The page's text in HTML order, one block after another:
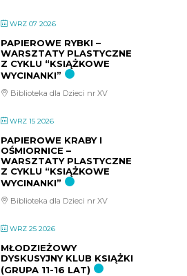
WRZ 07 2026
PAPIEROWE RYBKI –
WARSZTATY PLASTYCZNE
Z CYKLU “KSIĄŻKOWE
WYCINANKI”
Biblioteka dla Dzieci nr XV
WRZ 15 2026
PAPIEROWE KRABY I
OŚMIORNICE –
WARSZTATY PLASTYCZNE
Z CYKLU “KSIĄŻKOWE
WYCINANKI”
Biblioteka dla Dzieci nr XV
WRZ 25 2026
MŁODZIEŻOWY
DYSKUSYJNY KLUB KSIĄŻKI
(GRUPA 11-16 LAT)